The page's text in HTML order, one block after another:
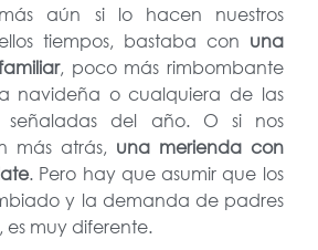
aún si lo hacen nuestros
tiempos, bastaba con una
, poco más rimbombante
navideña o cualquiera de las
señaladas del año. O si nos
más atrás, una merienda con
. Pero hay que asumir que los
y la demanda de padres
es muy diferente.